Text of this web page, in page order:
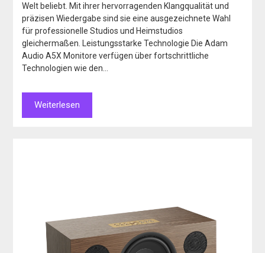
Welt beliebt. Mit ihrer hervorragenden Klangqualität und
präzisen Wiedergabe sind sie eine ausgezeichnete Wahl
für professionelle Studios und Heimstudios
gleichermaßen. Leistungsstarke Technologie Die Adam
Audio A5X Monitore verfügen über fortschrittliche
Technologien wie den…
Weiterlesen